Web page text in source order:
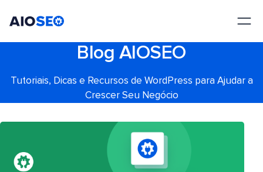
Blog AIOSEO
Tutoriais, Dicas e Recursos de WordPress para Ajudar a
Crescer Seu Negócio